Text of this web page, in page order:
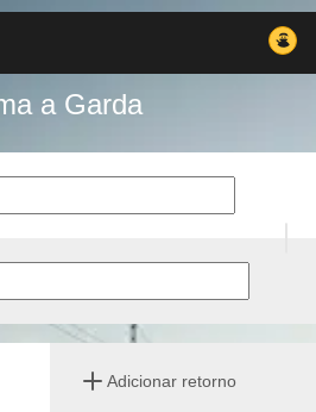
a Garda
Adicionar retorno